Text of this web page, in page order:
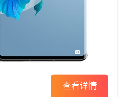
查看详情